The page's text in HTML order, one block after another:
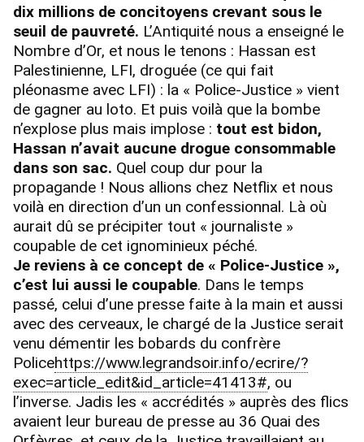
dix millions de concitoyens crevant sous le
seuil de pauvreté. L’Antiquité nous a enseigné le
Nombre d’Or, et nous le tenons : Hassan est
Palestinienne, LFI, droguée (ce qui fait
pléonasme avec LFI) : la « Police-Justice » vient
de gagner au loto. Et puis voilà que la bombe
n’explose plus mais implose : tout est bidon,
Hassan n’avait aucune drogue consommable
dans son sac. Quel coup dur pour la
propagande ! Nous allions chez Netflix et nous
voilà en direction d’un un confessionnal. Là où
aurait dû se précipiter tout « journaliste »
coupable de cet ignominieux péché.
Je reviens à ce concept de « Police-Justice »,
c’est lui aussi le coupable. Dans le temps
passé, celui d’une presse faite à la main et aussi
avec des cerveaux, le chargé de la Justice serait
venu démentir les bobards du confrère
Policehttps://www.legrandsoir.info/ecrire/?
exec=article_edit&id_article=41413#, ou
l’inverse. Jadis les « accrédités » auprès des flics
avaient leur bureau de presse au 36 Quai des